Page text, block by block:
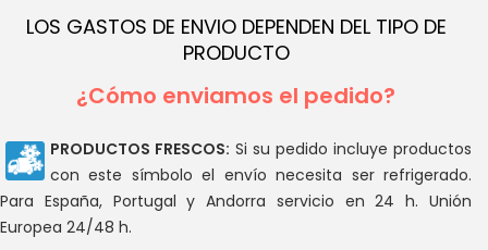
LOS GASTOS DE ENVIO DEPENDEN DEL TIPO DE
PRODUCTO
¿Cómo enviamos el pedido?
PRODUCTOS FRESCOS: Si su pedido incluye productos
con este símbolo el envío necesita ser refrigerado.
Para España, Portugal y Andorra servicio en 24 h. Unión
Europea 24/48 h.